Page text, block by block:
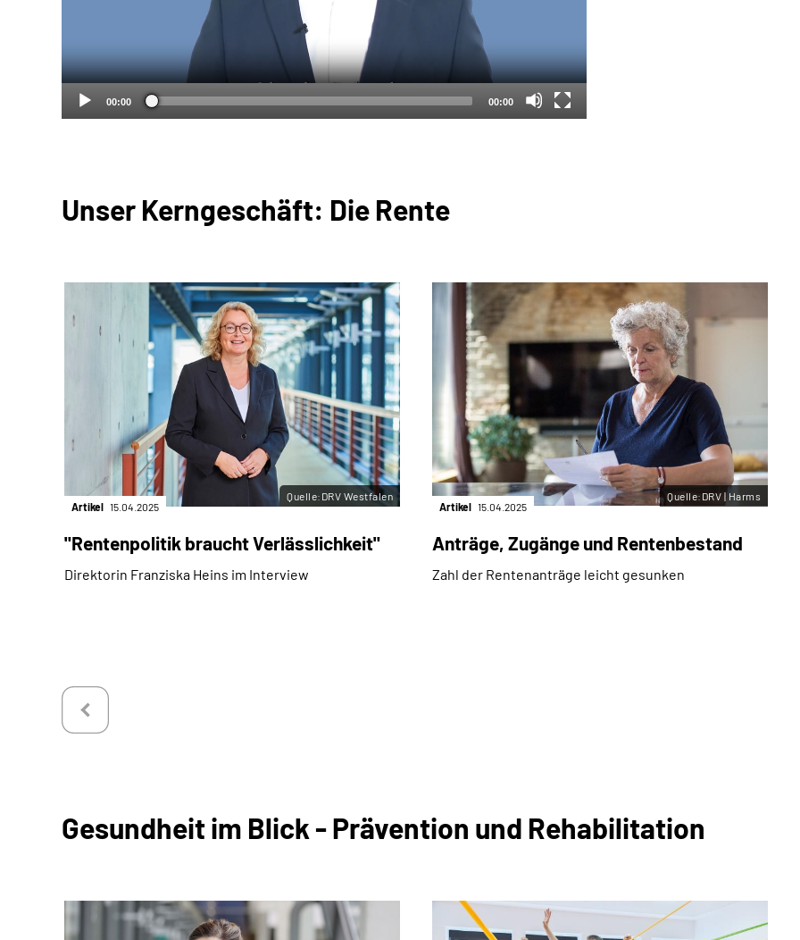
00:00 00:00
Unser Kerngeschäft: Die Rente
Artikel 15.04.2025
"Rentenpolitik braucht Verlässlichkeit"
Direktorin Franziska Heins im Interview
Quelle:DRV Westfalen
Artikel 15.04.2025
Anträge, Zugänge und Rentenbestand
Zahl der Rentenanträge leicht gesunken
Quelle:DRV | Harms
Gesundheit im Blick - Prävention und Rehabilitation